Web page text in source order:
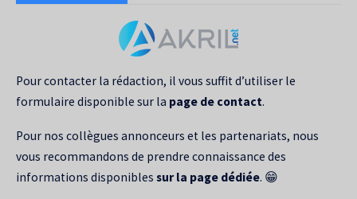
recherche
Pour contacter la rédaction, il vous suffit d’utiliser le
formulaire disponible sur la page de contact.
Pour nos collègues annonceurs et les partenariats, nous
vous recommandons de prendre connaissance des
informations disponibles sur la page dédiée. 😁